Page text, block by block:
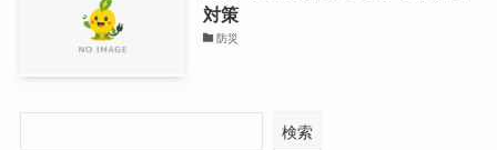
対策
防災
検索